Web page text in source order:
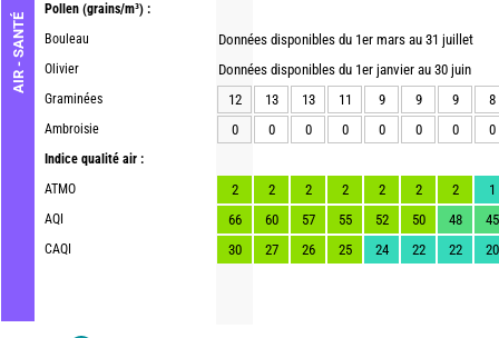
AIR - SANTÉ
Pollen (grains/m³) :
Bouleau
Olivier
Graminées
Ambroisie
Indice qualité air :
ATMO
AQI
CAQI
Données disponibles du 1er mars au 31 juillet
Données disponibles du 1er janvier au 30 juin
12
13 13 11 9 9 9
8
0
0 0 0 0 0 0 0
2 2 2 2 2 2 2
1
66
60 57 55 52 50 48
45
30
27 26 25 24 22 22 20